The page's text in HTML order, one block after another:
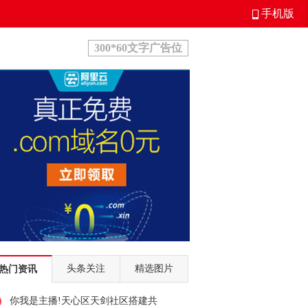
手机版
300*60文字广告位
门资讯 头条关注 精选图片
你我是主播!天心区天剑社区搭建共